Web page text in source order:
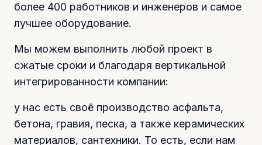
более 400 работников и инженеров и самое
лучшее оборудование.
Мы можем выполнить любой проект в
сжатые сроки и благодаря вертикальной
интегрированности компании:
у нас есть своё производство асфальта,
бетона, гравия, песка, а также керамических
материалов, сантехники. То есть, если нам